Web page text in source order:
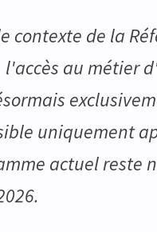
contexte de la
l'accès au métier
uniquement
actuel reste